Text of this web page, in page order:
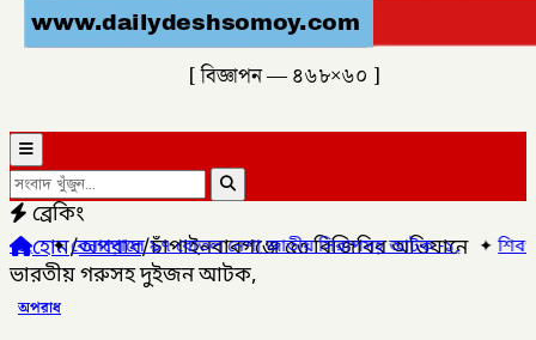
[ বিজ্ঞাপন — ৪৬৮×৬০ ]
ব্রেকিং
৯৭ বোতল নেশা জাতীয় সিরাপসহ আটক -১,✦শিবগঞ্জে
হোম/অপরাধ/চাঁপাইনবাবগঞ্জে ৫৩ বিজিবির অভিযানে
ভারতীয় গরুসহ দুইজন আটক,
অপরাধ